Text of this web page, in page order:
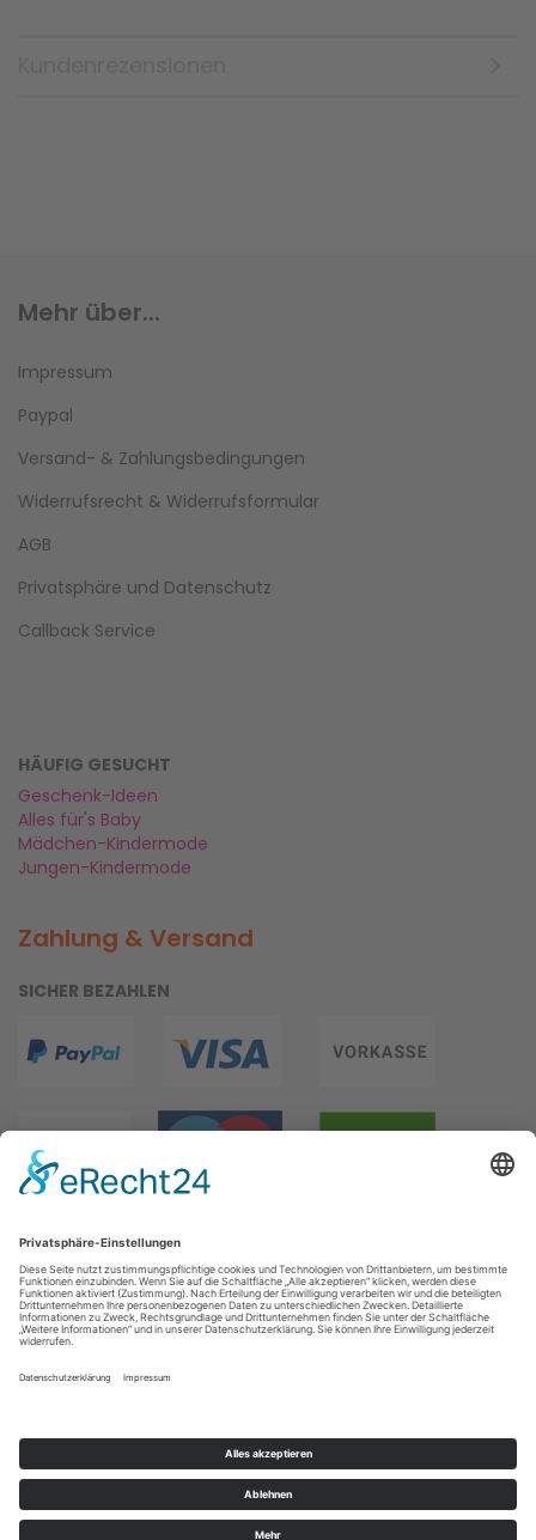
Mehr über...
Impressum
Paypal
Versand- & Zahlungsbedingungen
Widerrufsrecht & Widerrufsformular
AGB
Privatsphäre und Datenschutz
Callback Service
HÄUFIG GESUCHT
Geschenk-Ideen
Alles für's Baby
Mädchen-Kindermode
Jungen-Kindermode
Zahlung & Versand
SICHER BEZAHLEN
WIR VERSENDEN MIT